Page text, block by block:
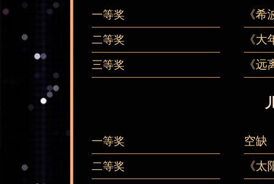
一等奖 《
二等奖 《
三等奖 《
一等奖 空缺
二等奖 《